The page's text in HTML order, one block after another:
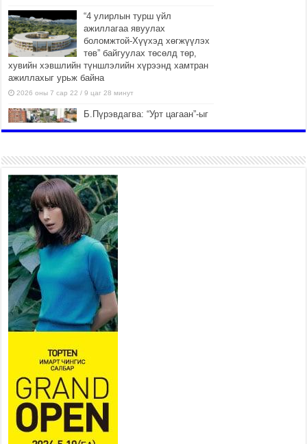
“4 улирлын турш үйл
ажиллагаа явуулах
боломжтой-Хүүхэд хөгжүүлэх
төв” байгуулах төсөлд төр,
хувийн хэвшлийн түншлэлийн хүрээнд хамтран
ажиллахыг урьж байна
2026 оны 7 сар 22 / 9 цаг 28 минут
Б.Пүрэвдагва: “Урт цагаан”-ыг
2026 оны 7 сар 21 / 16 цаг 47 минут
Тусгай замын автобус /BRT/
төслийн удирдах хорооны
ээлжит хуралдаан боллоо
2026 оны 7 сар 21 / 16 цаг 43 минут
Ерөнхий сайд Н.Учрал БНХАУ-
аас Монгол Улсад суугаа
Элчин сайд Шэнь
Миньжюанийг хүлээн авч
уулзав
2026 оны 7 сар 21 / 16 цаг 39 минут
БҮГД НАЙРАМДАХ ТАЖИКИСТАН УЛСТАЙ
ЭДИЙН ЗАСГИЙН ХАМТЫН АЖИЛЛАГААГ
ӨРГӨЖҮҮЛНЭ
2026 оны 7 сар 21 / 16 цаг 34 минут
26,992 суралцагч хотхоны бага сургуульд, 8100
суралцагч төрөлжсөн ахлах сургуульд
суралцана
2026 оны 7 сар 21 / 13 цаг 43 минут